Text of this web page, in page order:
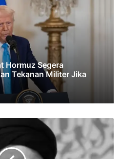
Hormuz Segera
Tekanan Militer Jika